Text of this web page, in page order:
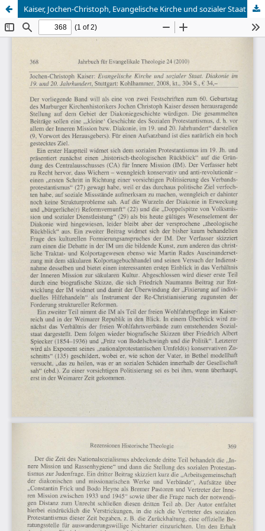
Kaiser, Jochen-Christoph, Evangelische Kirche und sozialer Staat